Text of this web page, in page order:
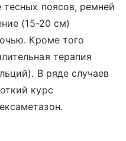
поясов, ремней
(15-20 см)
Кроме того
терапия
В ряде случаев
курс